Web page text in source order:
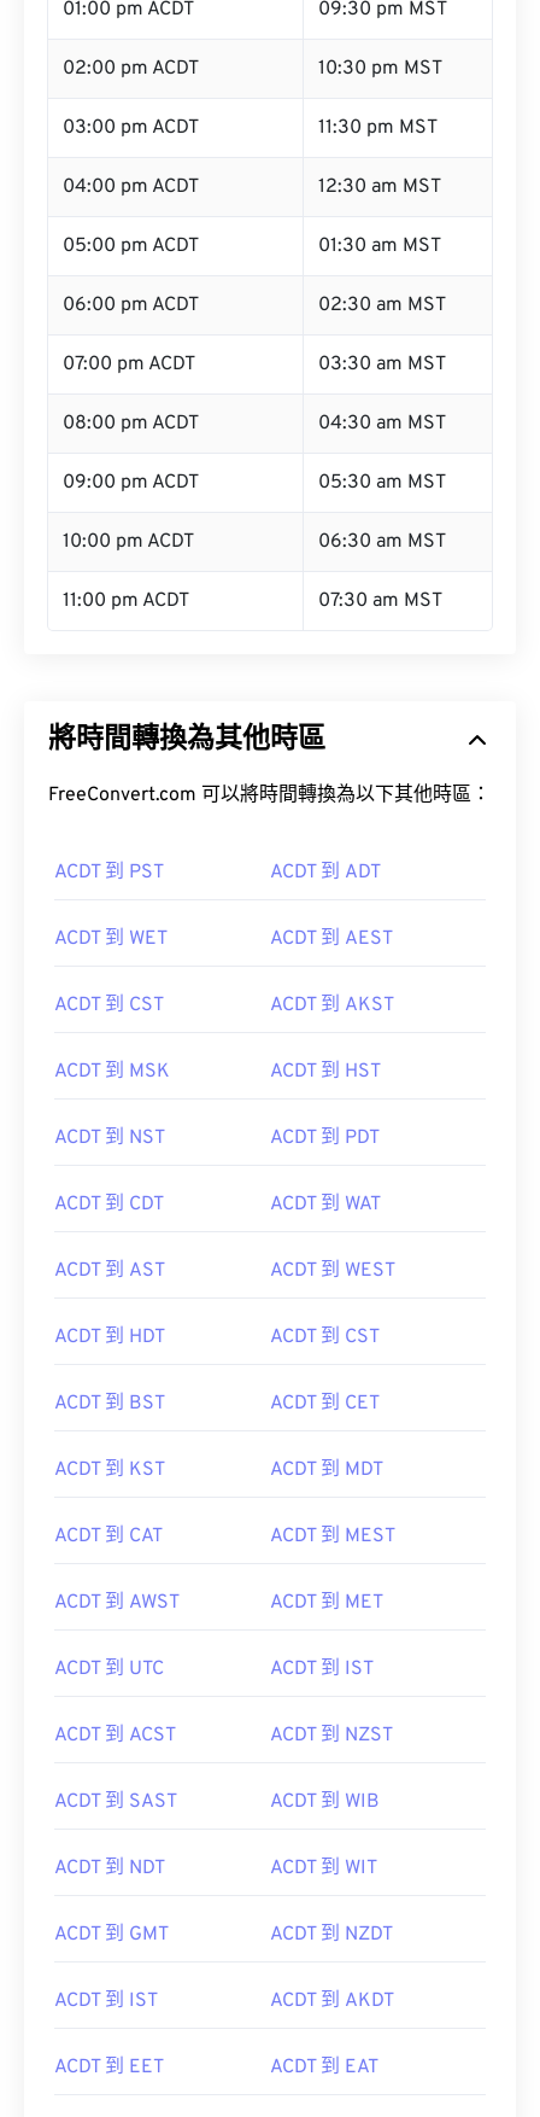
01:00 pm ACDT 09:30 pm MST
02:00 pm ACDT 10:30 pm MST
03:00 pm ACDT 11:30 pm MST
04:00 pm ACDT 12:30 am MST
05:00 pm ACDT 01:30 am MST
06:00 pm ACDT 02:30 am MST
07:00 pm ACDT 03:30 am MST
08:00 pm ACDT 04:30 am MST
09:00 pm ACDT 05:30 am MST
10:00 pm ACDT 06:30 am MST
11:00 pm ACDT 07:30 am MST
將時間轉換為其他時區
FreeConvert.com 可以將時間轉換為以下其他時區：
ACDT 到 PST ACDT 到 ADT
ACDT 到 WET ACDT 到 AEST
ACDT 到 CST ACDT 到 AKST
ACDT 到 MSK ACDT 到 HST
ACDT 到 NST ACDT 到 PDT
ACDT 到 CDT ACDT 到 WAT
ACDT 到 AST ACDT 到 WEST
ACDT 到 HDT ACDT 到 CST
ACDT 到 BST ACDT 到 CET
ACDT 到 KST ACDT 到 MDT
ACDT 到 CAT ACDT 到 MEST
ACDT 到 AWST ACDT 到 MET
ACDT 到 UTC ACDT 到 IST
ACDT 到 ACST ACDT 到 NZST
ACDT 到 SAST ACDT 到 WIB
ACDT 到 NDT ACDT 到 WIT
ACDT 到 GMT ACDT 到 NZDT
ACDT 到 IST ACDT 到 AKDT
ACDT 到 EET ACDT 到 EAT